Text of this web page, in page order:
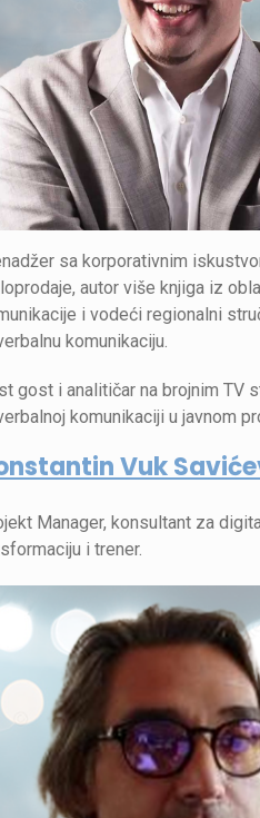
sa korporativnim
autor više knjiga iz
i vodeći regionalni
komunikaciju.
gost i analitičar na brojnim TV
komunikaciji u javnom
Vuk
Manager, konsultant za
i trener.